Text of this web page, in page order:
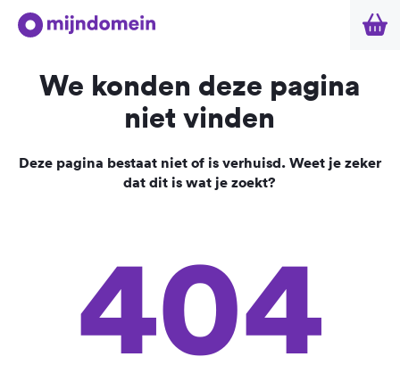
We konden deze pagina
niet vinden
Deze pagina bestaat niet of is verhuisd. Weet je zeker
dat dit is wat je zoekt?
404